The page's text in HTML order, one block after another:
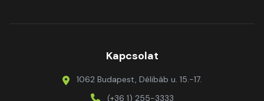
Kapcsolat
1062 Budapest, Délibáb u. 15.-17.
(+36 1) 255-3333